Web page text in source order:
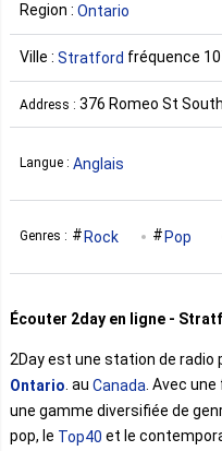
Region : Ontario
Ville : Stratford fréquence
Address : 376 Romeo St
Langue : Anglais
Genres : Rock Pop
Écouter 2day en ligne -
2Day est une station de radio
Ontario. au Canada. Avec
une gamme diversifiée de
pop, le Top40 et le